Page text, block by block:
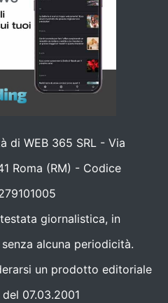
di WEB 365 SRL - Via
Roma (RM) - Codice
giornalistica, in
alcuna periodicità.
un prodotto editoriale
07.03.2001